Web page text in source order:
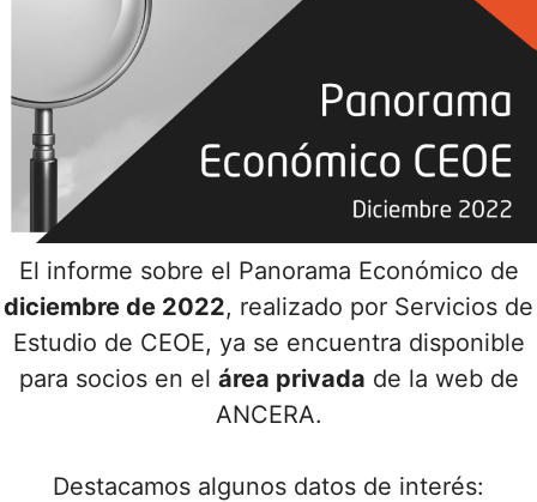
El informe sobre el Panorama Económico de
diciembre de 2022, realizado por Servicios de
Estudio de CEOE, ya se encuentra disponible
para socios en el área privada de la web de
ANCERA.
Destacamos algunos datos de interés: